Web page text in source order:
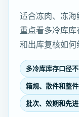
适合冻肉、冻海
重点看多冷库
和出库复核如何
多冷库库存口径
箱规、散件和整
批次、效期和先